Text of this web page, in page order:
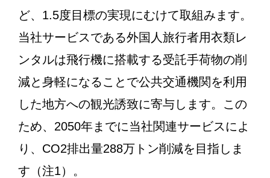
ど、1.5度目標の実現にむけて取組みます。
当社サービスである外国人旅行者用衣類レ
ンタルは飛行機に搭載する受託手荷物の削
減と身軽になることで公共交通機関を利用
した地方への観光誘致に寄与します。この
ため、2050年までに当社関連サービスによ
り、CO2排出量288万トン削減を目指しま
す（注1）。